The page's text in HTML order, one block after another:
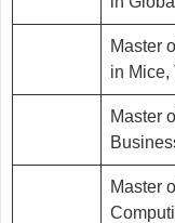
Master
in Mice,
Master
Master